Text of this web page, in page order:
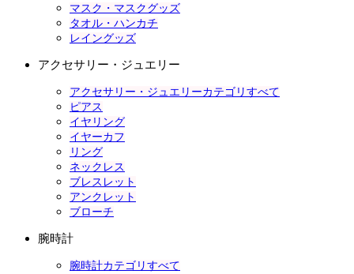
マスク・マスクグッズ
タオル・ハンカチ
レイングッズ
アクセサリー・ジュエリー
アクセサリー・ジュエリーカテゴリすべて
ピアス
イヤリング
イヤーカフ
リング
ネックレス
ブレスレット
アンクレット
ブローチ
腕時計
腕時計カテゴリすべて